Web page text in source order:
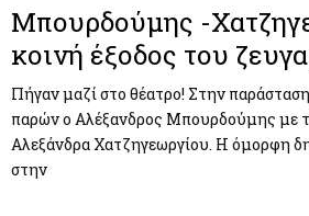
Μπουρδούμης -
κοινή έξοδος του
Πήγαν μαζί στο θέατρο! Στην
παρών ο Αλέξανδρος Μπουρδούμης με
Αλεξάνδρα Χατζηγεωργίου. Η όμορφη
στην